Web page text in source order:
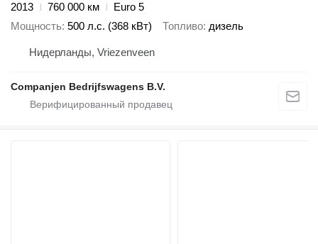
2013
760 000 км
Euro 5
Мощность 500 л.с. (368 кВт) Топливо дизель
Нидерланды, Vriezenveen
Companjen Bedrijfswagens B.V.